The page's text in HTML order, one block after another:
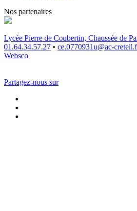
Nos partenaires
Lycée Pierre de Coubertin, Chaussée de
01.64.34.57.27 • ce.0770931u@ac-
Websco
Partagez-nous sur